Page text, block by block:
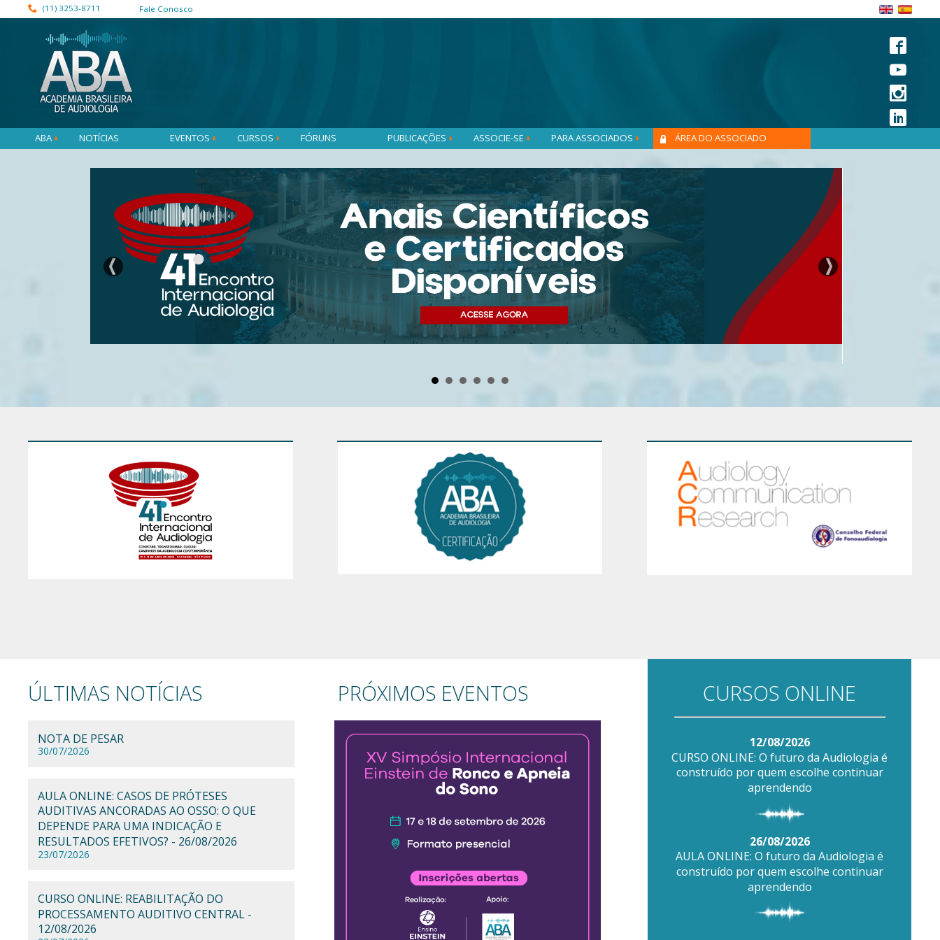
(11) 3253-8711 Fale Conosco
ABA NOTÍCIAS EVENTOS CURSOS FÓRUNS PUBLICAÇÕES ASSOCIE-SE PARA ASSOCIADOS ÁREA DO ASSOCIADO
ÚLTIMAS NOTÍCIAS
NOTA DE PESAR
30/07/2026
AULA ONLINE: CASOS DE PRÓTESES
AUDITIVAS ANCORADAS AO OSSO: O QUE
DEPENDE PARA UMA INDICAÇÃO E
RESULTADOS EFETIVOS? - 26/08/2026
23/07/2026
CURSO ONLINE: REABILITAÇÃO DO
PROCESSAMENTO AUDITIVO CENTRAL -
12/08/2026
PRÓXIMOS EVENTOS CURSOS ONLINE
12/08/2026
CURSO ONLINE: O futuro da Audiologia é
construído por quem escolhe continuar
aprendendo
26/08/2026
AULA ONLINE: O futuro da Audiologia é
construído por quem escolhe continuar
aprendendo